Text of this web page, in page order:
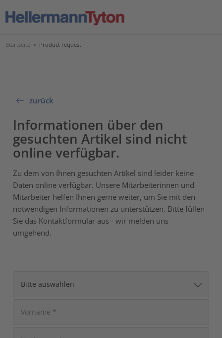
Startseite > Product request
zurück
Informationen über den
gesuchten Artikel sind nicht
online verfügbar.
Zu dem von Ihnen gesuchten Artikel sind leider keine
Daten online verfügbar. Unsere Mitarbeiterinnen und
Mitarbeiter helfen Ihnen gerne weiter, um Sie mit den
notwendigen Informationen zu unterstützen. Bitte füllen
Sie das Kontaktformular aus - wir melden uns
umgehend.